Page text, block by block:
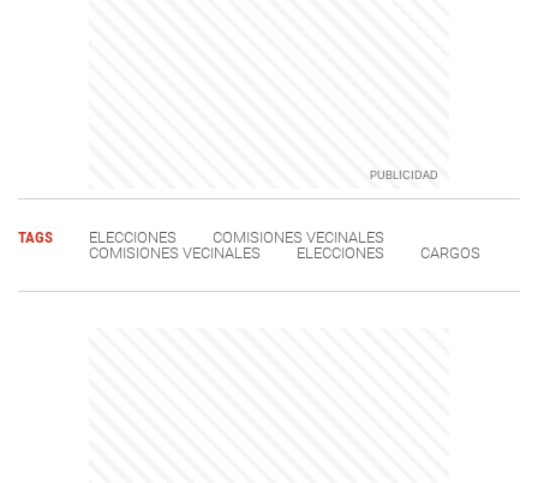
TAGS ELECCIONES
COMISIONES VECINALES
COMISIONES VECINALES
ELECCIONES CARGOS